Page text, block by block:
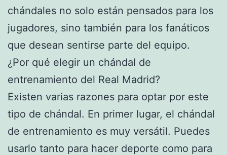
chándales no solo están pensados para los
jugadores, sino también para los fanáticos
que desean sentirse parte del equipo.
¿Por qué elegir un chándal de
entrenamiento del Real Madrid?
Existen varias razones para optar por este
tipo de chándal. En primer lugar, el chándal
de entrenamiento es muy versátil. Puedes
usarlo tanto para hacer deporte como para